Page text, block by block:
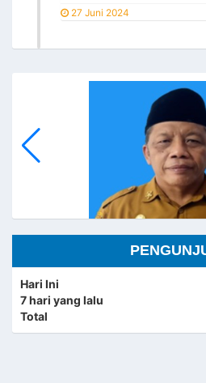
27 Juni 2024
KEPALA SEKSI
Hari Ini
7 hari yang lalu
Total